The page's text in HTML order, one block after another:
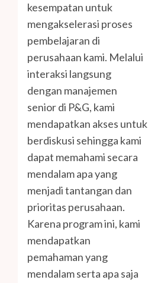
kesempatan untuk
mengakselerasi proses
pembelajaran di
perusahaan kami. Melalui
interaksi langsung
dengan manajemen
senior di P&G, kami
mendapatkan akses untuk
berdiskusi sehingga kami
dapat memahami secara
mendalam apa yang
menjadi tantangan dan
prioritas perusahaan.
Karena program ini, kami
mendapatkan
pemahaman yang
mendalam serta apa saja